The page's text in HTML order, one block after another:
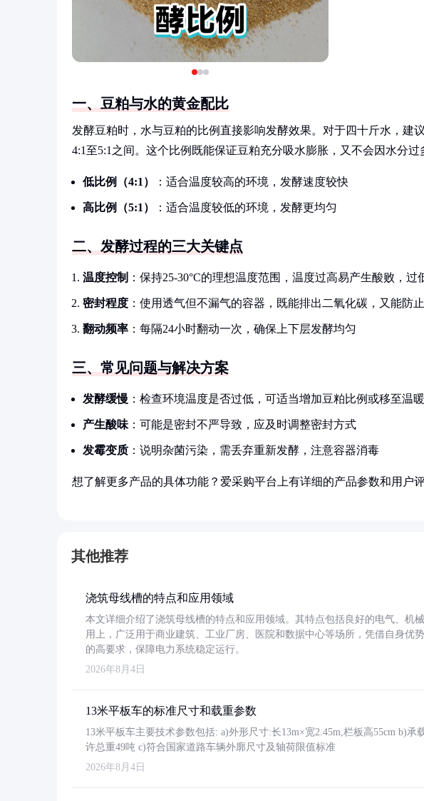
一、豆粕与水的黄金配比
发酵豆粕时，水与豆粕的比例直接影响发酵效果。对于四十斤水，建
4:1至5:1之间。这个比例既能保证豆粕充分吸水膨胀，又不会因水分过
低比例（4:1） ：适合温度较高的环境，发酵速度较快
高比例（5:1） ：适合温度较低的环境，发酵更均匀
二、发酵过程的三大关键点
温度控制 ：保持25-30°C的理想温度范围，温度过高易产生酸败，过
密封程度 ：使用透气但不漏气的容器，既能排出二氧化碳，又能防
翻动频率 ：每隔24小时翻动一次，确保上下层发酵均匀
三、常见问题与解决方案
发酵缓慢 ：检查环境温度是否过低，可适当增加豆粕比例或移至温
产生酸味 ：可能是密封不严导致，应及时调整密封方式
发霉变质 ：说明杂菌污染，需丢弃重新发酵，注意容器消毒
想了解更多产品的具体功能？爱采购平台上有详细的产品参数和用户
其他推荐
浇筑母线槽的特点和应用领域
本文详细介绍了浇筑母线槽的特点和应用领域。其特点包括良好的电气、机
用上，广泛用于商业建筑、工业厂房、医院和数据中心等场所，凭借自身优
的高要求，保障电力系统稳定运行。
2026年8月4日
13米平板车的标准尺寸和载重参数
13米平板车主要技术参数包括: a)外形尺寸:长13m×宽2.45m,栏板高55cm b)承
许总重49吨 c)符合国家道路车辆外廓尺寸及轴荷限值标准
2026年8月4日